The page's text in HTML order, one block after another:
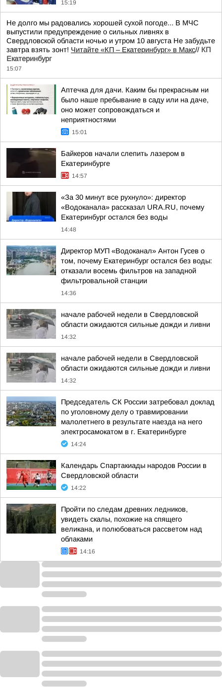
15:19
Не долго мы радовались хорошей сухой погоде... В МЧС
выпустили предупреждение о сильных ливнях в
Свердловской области ночью и утром 10 августа Не забудьте
завтра взять зонт! Читайте «КП – Екатеринбург» в Макс// КП
Екатеринбург
15:07
Аптечка для дачи. Каким бы прекрасным ни
было наше пребывание в саду или на даче,
оно может сопровождаться и
неприятностями
15:01
Байкеров начали слепить лазером в
Екатеринбурге
14:57
«За 30 минут все рухнуло»: директор
«Водоканала» рассказал URA.RU, почему
Екатеринбург остался без воды
14:48
Директор МУП «Водоканал» Антон Гусев о
том, почему Екатеринбург остался без воды:
отказали восемь фильтров на западной
фильтровальной станции
14:36
начале рабочей недели в Свердловской
области ожидаются сильные дожди и ливни
14:32
начале рабочей недели в Свердловской
области ожидаются сильные дожди и ливни
14:32
Председатель СК России затребовал доклад
по уголовному делу о травмировании
малолетнего в результате наезда на него
электросамокатом в г. Екатеринбурге
14:24
Календарь Спартакиады народов России в
Свердловской области
14:22
Пройти по следам древних ледников,
увидеть скалы, похожие на спящего
великана, и полюбоваться рассветом над
облаками
14:16